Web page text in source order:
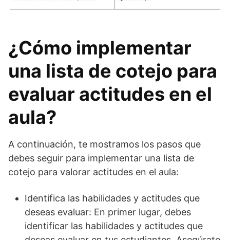
¿Cómo implementar
una lista de cotejo para
evaluar actitudes en el
aula?
A continuación, te mostramos los pasos que
debes seguir para implementar una lista de
cotejo para valorar actitudes en el aula:
Identifica las habilidades y actitudes que
deseas evaluar: En primer lugar, debes
identificar las habilidades y actitudes que